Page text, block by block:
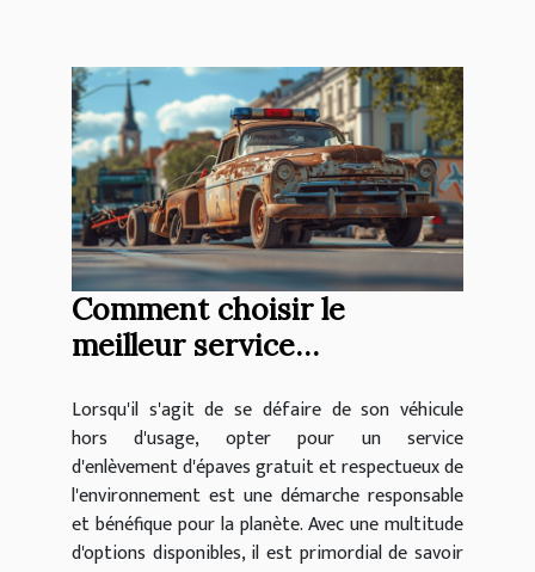
Comment choisir le
meilleur service
gratuit et écologique
Lorsqu'il s'agit de se défaire de son véhicule
hors d'usage, opter pour un service
d'enlèvement d'épaves gratuit et respectueux de
l'environnement est une démarche responsable
et bénéfique pour la planète. Avec une multitude
d'options disponibles, il est primordial de savoir